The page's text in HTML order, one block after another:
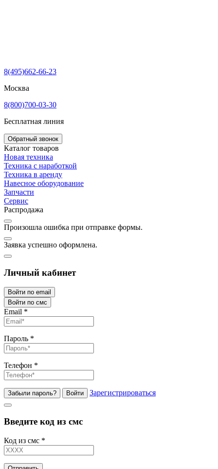
8(495)662-66-23
Москва
8(800)700-03-30
Бесплатная линия
Обратный звонок
Каталог товаров
Новая техника
Техника с наработкой
Техника в аренду
Навесное оборудование
Запчасти
Сервис
Распродажа
Произошла ошибка при отправке формы.
Заявка успешно оформлена.
Личный кабинет
Войти по email
Войти по смс
Email *
Пароль *
Телефон *
Забыли пароль? Войти Зарегистрироваться
Введите код из смс
Код из смс *